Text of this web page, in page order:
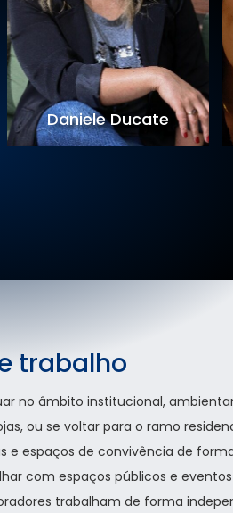
Daniele Ducate
trabalho
no âmbito institucional,
ou se voltar para o ramo
e espaços de convivência de
com espaços públicos e
trabalham de forma